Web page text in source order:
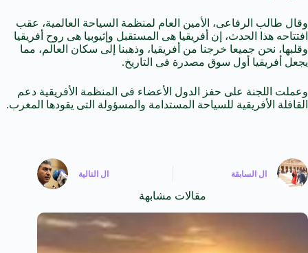
وقال طالب الرفاعى، الأمين العام لمنظمة السياحة العالمية، عقب
افتتاحه هذا الحدث، إن أفريقيا هى المستقبل وإثيوبيا هى روح أفريقيا
وقلبها، نحن جميعا خرجنا من أفريقيا، وذهبنا إلى سكان العالم، مما
يجعل أفريقيا أول سوق مصدرة فى التاريخ.
وعملت اللجنة على حفز الدول الأعضاء فى المنظمة الأفريقية دعم
القافلة الأفريقية للسياحة المستدامة والمسؤولة التى يقودها المغرب.
ال السابقة ال التالية
مقالات مشابهة